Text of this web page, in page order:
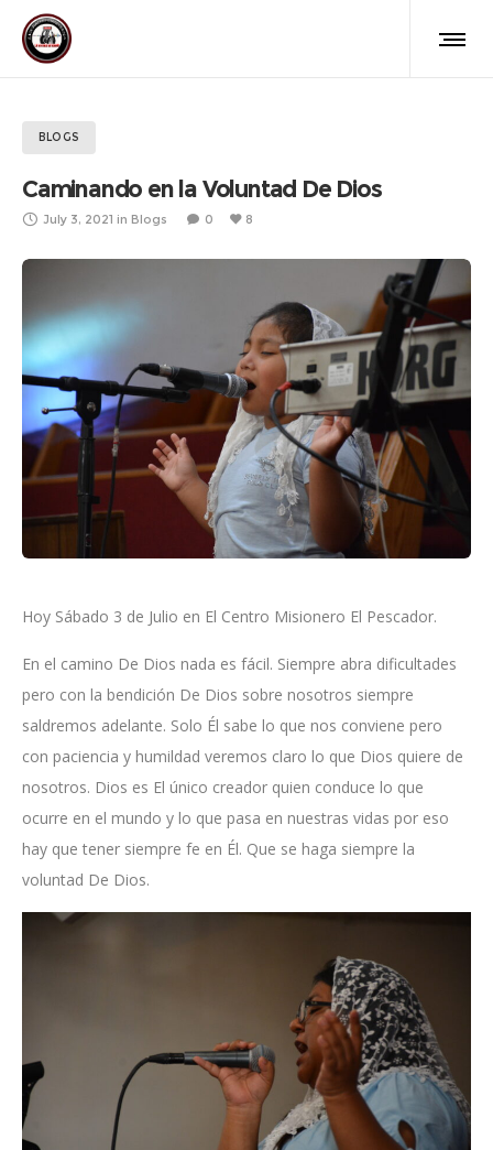
BLOGS
Caminando en la Voluntad De Dios
July 3, 2021 in Blogs 0 8
Hoy Sábado 3 de Julio en El Centro Misionero El Pescador.
En el camino De Dios nada es fácil. Siempre abra dificultades
pero con la bendición De Dios sobre nosotros siempre
saldremos adelante. Solo Él sabe lo que nos conviene pero
con paciencia y humildad veremos claro lo que Dios quiere de
nosotros. Dios es El único creador quien conduce lo que
ocurre en el mundo y lo que pasa en nuestras vidas por eso
hay que tener siempre fe en Él. Que se haga siempre la
voluntad De Dios.